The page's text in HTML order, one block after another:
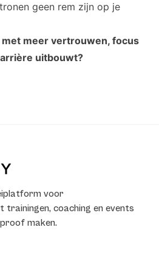
geen rem zijn op je
meer vertrouwen, focus
uitbouwt?
voor
coaching en events
maken.